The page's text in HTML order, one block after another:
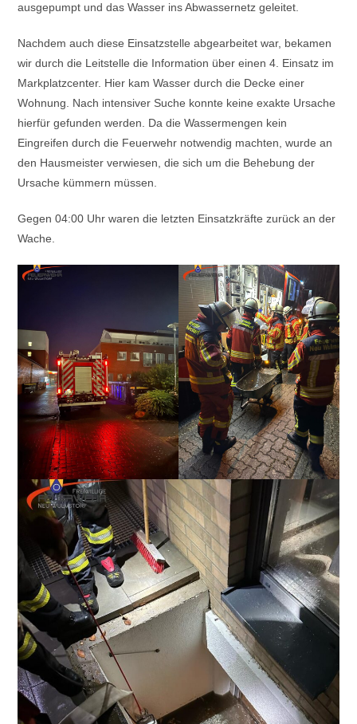
ausgepumpt und das Wasser ins Abwassernetz geleitet.
Nachdem auch diese Einsatzstelle abgearbeitet war, bekamen
wir durch die Leitstelle die Information über einen 4. Einsatz im
Markplatzcenter. Hier kam Wasser durch die Decke einer
Wohnung. Nach intensiver Suche konnte keine exakte Ursache
hierfür gefunden werden. Da die Wassermengen kein
Eingreifen durch die Feuerwehr notwendig machten, wurde an
den Hausmeister verwiesen, die sich um die Behebung der
Ursache kümmern müssen.
Gegen 04:00 Uhr waren die letzten Einsatzkräfte zurück an der
Wache.